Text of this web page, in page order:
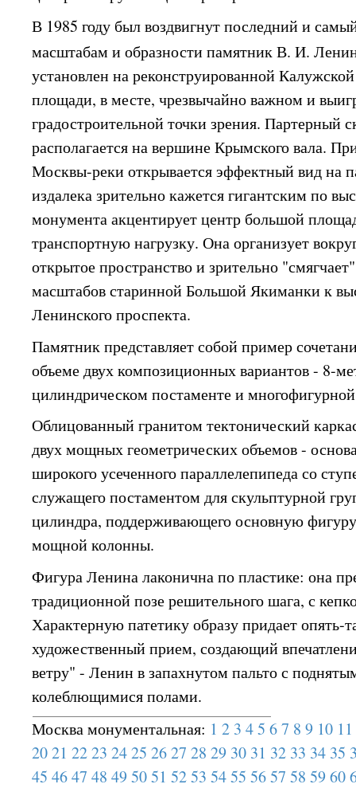
В 1985 году был воздвигнут последний и
масштабам и образности памятник В. И.
установлен на реконструированной
площади, в месте, чрезвычайно важном и
градостроительной точки зрения. Партерный
располагается на вершине Крымского вала.
Москвы-реки открывается эффектный вид на
издалека зрительно кажется гигантским по
монумента акцентирует центр большой
транспортную нагрузку. Она организует
открытое пространство и зрительно
масштабов старинной Большой Якиманки к
Ленинского проспекта.
Памятник представляет собой пример
объеме двух композиционных вариантов - 8-
цилиндрическом постаменте и
Облицованный гранитом тектонический
двух мощных геометрических объемов -
широкого усеченного параллелепипеда со
служащего постаментом для скульптурной
цилиндра, поддерживающего основную
мощной колонны.
Фигура Ленина лаконична по пластике: она
традиционной позе решительного шага, с
Характерную патетику образу придает опять-
художественный прием, создающий
ветру" - Ленин в запахнутом пальто с
колеблющимися полами.
Москва монументальная: 1 2 3 4 5 6 7 8 9 10 11
20 21 22 23 24 25 26 27 28 29 30 31 32 33 34 35
45 46 47 48 49 50 51 52 53 54 55 56 57 58 59 60